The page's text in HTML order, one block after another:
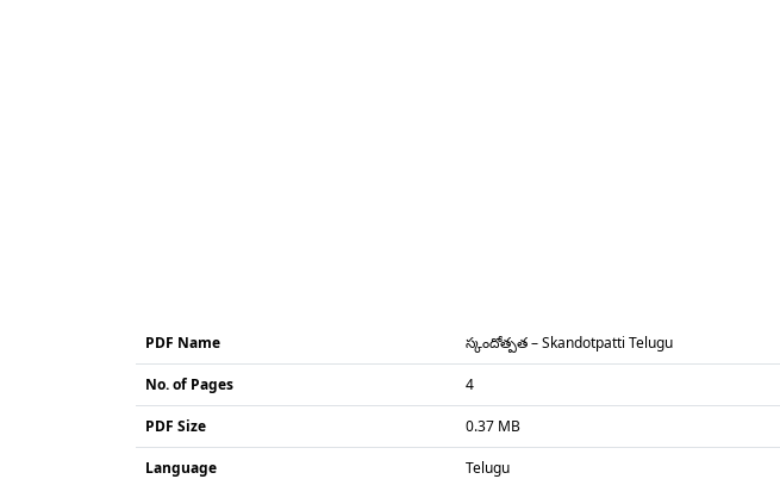
PDF Name స్కందోత్పత – Skandotpatti Telugu
No. of Pages 4
PDF Size 0.37 MB
Language Telugu